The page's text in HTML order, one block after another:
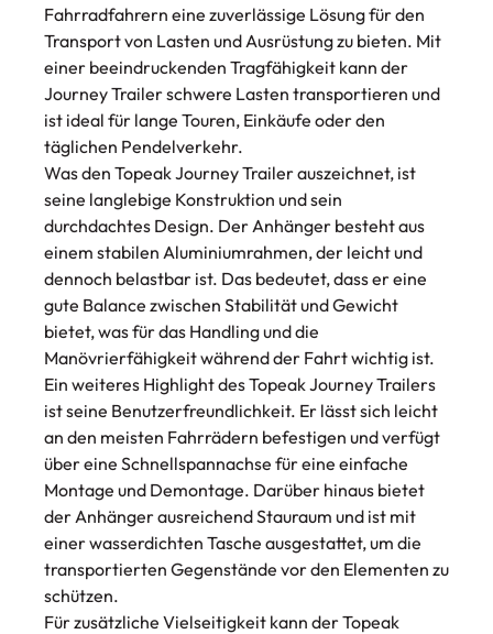
Fahrradfahrern eine zuverlässige Lösung für den
Transport von Lasten und Ausrüstung zu bieten. Mit
einer beeindruckenden Tragfähigkeit kann der
Journey Trailer schwere Lasten transportieren und
ist ideal für lange Touren, Einkäufe oder den
täglichen Pendelverkehr.
Was den Topeak Journey Trailer auszeichnet, ist
seine langlebige Konstruktion und sein
durchdachtes Design. Der Anhänger besteht aus
einem stabilen Aluminiumrahmen, der leicht und
dennoch belastbar ist. Das bedeutet, dass er eine
gute Balance zwischen Stabilität und Gewicht
bietet, was für das Handling und die
Manövrierfähigkeit während der Fahrt wichtig ist.
Ein weiteres Highlight des Topeak Journey Trailers
ist seine Benutzerfreundlichkeit. Er lässt sich leicht
an den meisten Fahrrädern befestigen und verfügt
über eine Schnellspannachse für eine einfache
Montage und Demontage. Darüber hinaus bietet
der Anhänger ausreichend Stauraum und ist mit
einer wasserdichten Tasche ausgestattet, um die
transportierten Gegenstände vor den Elementen zu
schützen.
Für zusätzliche Vielseitigkeit kann der Topeak